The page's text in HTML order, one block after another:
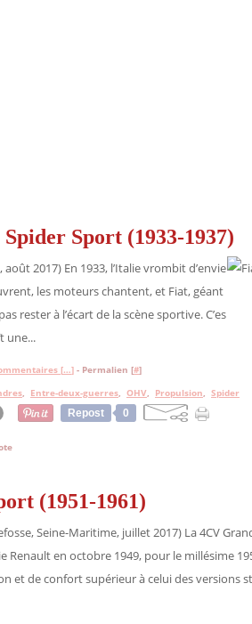
Sport (1933-1937)
2017) En 1933, l’Italie vrombit d’envie
les moteurs chantent, et Fiat, géant
rester à l’écart de la scène sportive. C’es
une...
[…] - Permalien [#]
, Entre-deux-guerres, OHV, Propulsion, Spider
Repost
0
(1951-1961)
Seine-Maritime, juillet 2017) La 4CV
Renault en octobre 1949, pour le millésime
et de confort supérieur à celui des versions